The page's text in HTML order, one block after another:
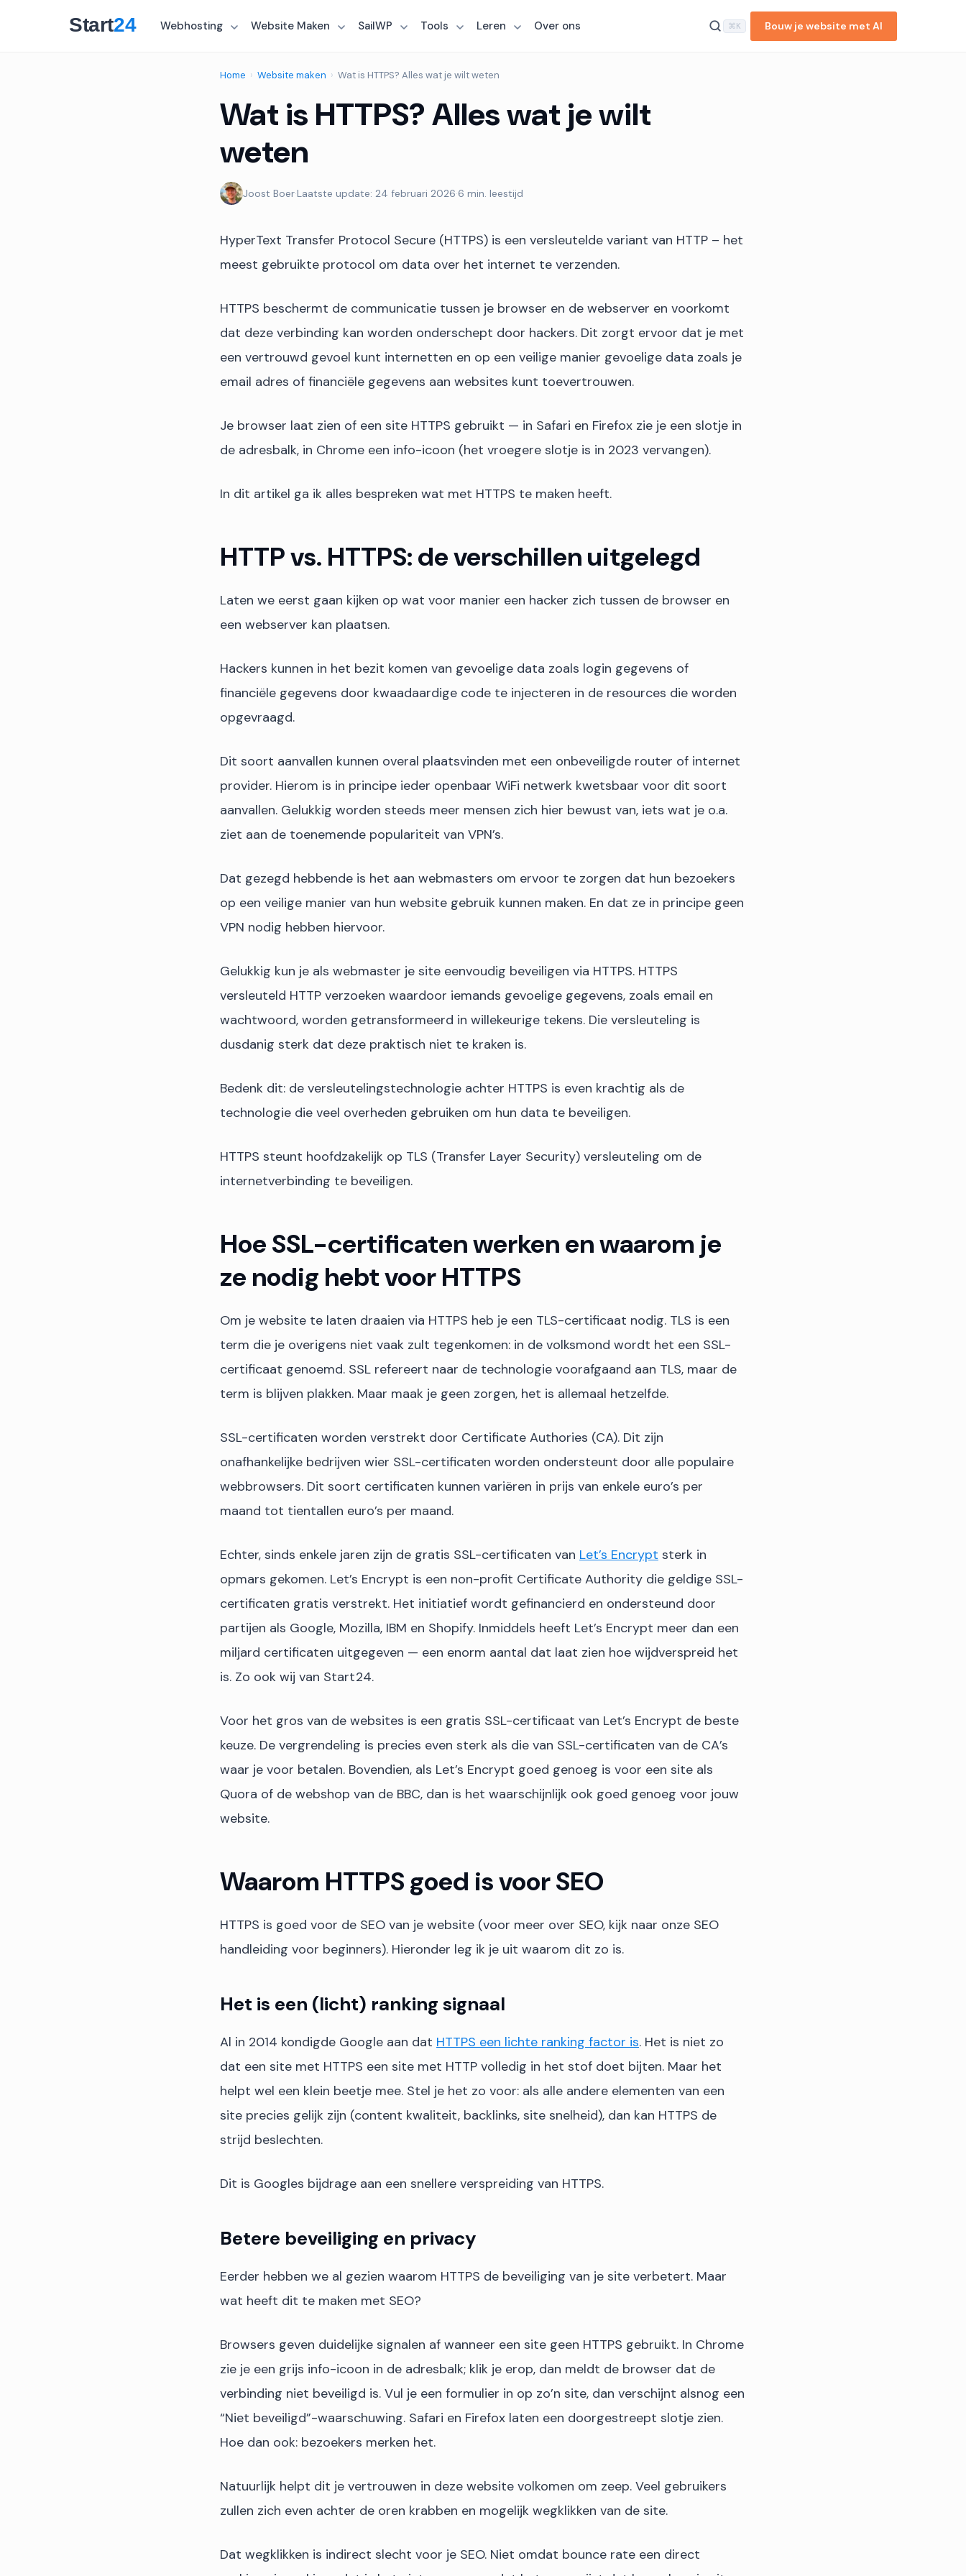
Webhosting Website Maken SailWP Tools Leren Over ons ⌘K Bouw je website met AI
Home › Website maken › Wat is HTTPS? Alles wat je wilt weten
Wat is HTTPS? Alles wat je wilt
weten
Joost Boer·Laatste update: 24 februari 2026·6 min. leestijd
HyperText Transfer Protocol Secure (HTTPS) is een versleutelde variant van HTTP – het
meest gebruikte protocol om data over het internet te verzenden.
HTTPS beschermt de communicatie tussen je browser en de webserver en voorkomt
dat deze verbinding kan worden onderschept door hackers. Dit zorgt ervoor dat je met
een vertrouwd gevoel kunt internetten en op een veilige manier gevoelige data zoals je
email adres of financiële gegevens aan websites kunt toevertrouwen.
Je browser laat zien of een site HTTPS gebruikt — in Safari en Firefox zie je een slotje in
de adresbalk, in Chrome een info-icoon (het vroegere slotje is in 2023 vervangen).
In dit artikel ga ik alles bespreken wat met HTTPS te maken heeft.
HTTP vs. HTTPS: de verschillen uitgelegd
Laten we eerst gaan kijken op wat voor manier een hacker zich tussen de browser en
een webserver kan plaatsen.
Hackers kunnen in het bezit komen van gevoelige data zoals login gegevens of
financiële gegevens door kwaadaardige code te injecteren in de resources die worden
opgevraagd.
Dit soort aanvallen kunnen overal plaatsvinden met een onbeveiligde router of internet
provider. Hierom is in principe ieder openbaar WiFi netwerk kwetsbaar voor dit soort
aanvallen. Gelukkig worden steeds meer mensen zich hier bewust van, iets wat je o.a.
ziet aan de toenemende populariteit van VPN’s.
Dat gezegd hebbende is het aan webmasters om ervoor te zorgen dat hun bezoekers
op een veilige manier van hun website gebruik kunnen maken. En dat ze in principe geen
VPN nodig hebben hiervoor.
Gelukkig kun je als webmaster je site eenvoudig beveiligen via HTTPS. HTTPS
versleuteld HTTP verzoeken waardoor iemands gevoelige gegevens, zoals email en
wachtwoord, worden getransformeerd in willekeurige tekens. Die versleuteling is
dusdanig sterk dat deze praktisch niet te kraken is.
Bedenk dit: de versleutelingstechnologie achter HTTPS is even krachtig als de
technologie die veel overheden gebruiken om hun data te beveiligen.
HTTPS steunt hoofdzakelijk op TLS (Transfer Layer Security) versleuteling om de
internetverbinding te beveiligen.
Hoe SSL-certificaten werken en waarom je
ze nodig hebt voor HTTPS
Om je website te laten draaien via HTTPS heb je een TLS-certificaat nodig. TLS is een
term die je overigens niet vaak zult tegenkomen: in de volksmond wordt het een SSL-
certificaat genoemd. SSL refereert naar de technologie voorafgaand aan TLS, maar de
term is blijven plakken. Maar maak je geen zorgen, het is allemaal hetzelfde.
SSL-certificaten worden verstrekt door Certificate Authories (CA). Dit zijn
onafhankelijke bedrijven wier SSL-certificaten worden ondersteunt door alle populaire
webbrowsers. Dit soort certificaten kunnen variëren in prijs van enkele euro’s per
maand tot tientallen euro’s per maand.
Echter, sinds enkele jaren zijn de gratis SSL-certificaten van Let’s Encrypt sterk in
opmars gekomen. Let’s Encrypt is een non-profit Certificate Authority die geldige SSL-
certificaten gratis verstrekt. Het initiatief wordt gefinancierd en ondersteund door
partijen als Google, Mozilla, IBM en Shopify. Inmiddels heeft Let’s Encrypt meer dan een
miljard certificaten uitgegeven — een enorm aantal dat laat zien hoe wijdverspreid het
is. Zo ook wij van Start24.
Voor het gros van de websites is een gratis SSL-certificaat van Let’s Encrypt de beste
keuze. De vergrendeling is precies even sterk als die van SSL-certificaten van de CA’s
waar je voor betalen. Bovendien, als Let’s Encrypt goed genoeg is voor een site als
Quora of de webshop van de BBC, dan is het waarschijnlijk ook goed genoeg voor jouw
website.
Waarom HTTPS goed is voor SEO
HTTPS is goed voor de SEO van je website (voor meer over SEO, kijk naar onze SEO
handleiding voor beginners). Hieronder leg ik je uit waarom dit zo is.
Het is een (licht) ranking signaal
Al in 2014 kondigde Google aan dat HTTPS een lichte ranking factor is. Het is niet zo
dat een site met HTTPS een site met HTTP volledig in het stof doet bijten. Maar het
helpt wel een klein beetje mee. Stel je het zo voor: als alle andere elementen van een
site precies gelijk zijn (content kwaliteit, backlinks, site snelheid), dan kan HTTPS de
strijd beslechten.
Dit is Googles bijdrage aan een snellere verspreiding van HTTPS.
Betere beveiliging en privacy
Eerder hebben we al gezien waarom HTTPS de beveiliging van je site verbetert. Maar
wat heeft dit te maken met SEO?
Browsers geven duidelijke signalen af wanneer een site geen HTTPS gebruikt. In Chrome
zie je een grijs info-icoon in de adresbalk; klik je erop, dan meldt de browser dat de
verbinding niet beveiligd is. Vul je een formulier in op zo’n site, dan verschijnt alsnog een
“Niet beveiligd”-waarschuwing. Safari en Firefox laten een doorgestreept slotje zien.
Hoe dan ook: bezoekers merken het.
Natuurlijk helpt dit je vertrouwen in deze website volkomen om zeep. Veel gebruikers
zullen zich even achter de oren krabben en mogelijk wegklikken van de site.
Dat wegklikken is indirect slecht voor je SEO. Niet omdat bounce rate een direct